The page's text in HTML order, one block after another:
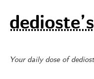
dedioste’s
Your daily dose of